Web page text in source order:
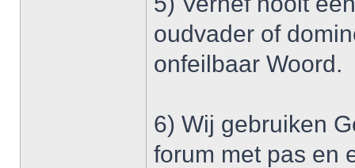
oudvader of
onfeilbaar Woord.
6) Wij gebruiken
forum met pas en